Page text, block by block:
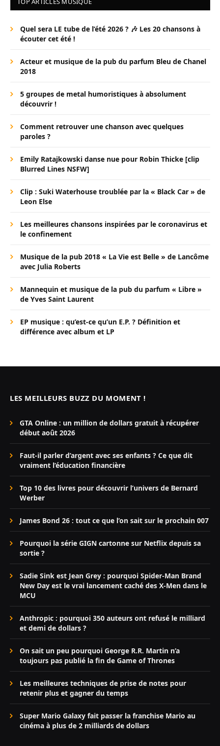
Quel sera LE tube de l’été 2026 ? 🎶 Les 20 chansons à
écouter cet été !
Acteur et musique de la pub du parfum Bleu de Chanel
2018
5 groupes de metal humoristiques à absolument
découvrir !
Comment retrouver une chanson avec quelques
paroles ?
Emily Ratajkowski danse nue pour Robin Thicke [clip
Blurred Lines NSFW]
Clip : Suki Waterhouse troublée par la « Black Car » de
Leon Else
Les meilleures chansons inspirées par le coronavirus et
le confinement
Musique de la pub 2018 « La Vie est Belle » de Lancôme
avec Julia Roberts
Mannequin et musique de la pub du parfum « Libre »
de Yves Saint Laurent
EP musique : qu’est-ce qu’un E.P. ? Définition et
différence avec album et LP
LES MEILLEURS BUZZ DU MOMENT !
GTA Online : un million de dollars gratuit à récupérer
début août 2026
Faut-il parler d’argent avec ses enfants ? Ce que dit
vraiment l’éducation financière
Top 10 des livres pour découvrir l’univers de Bernard
Werber
James Bond 26 : tout ce que l’on sait sur le prochain 007
Pourquoi la série GIGN cartonne sur Netflix depuis sa
sortie ?
Sadie Sink est Jean Grey : pourquoi Spider-Man Brand
New Day est le vrai lancement caché des X-Men dans le
MCU
Anthropic : pourquoi 350 auteurs ont refusé le milliard
et demi de dollars ?
On sait un peu pourquoi George R.R. Martin n’a
toujours pas publié la fin de Game of Thrones
Les meilleures techniques de prise de notes pour
retenir plus et gagner du temps
Super Mario Galaxy fait passer la franchise Mario au
cinéma à plus de 2 milliards de dollars